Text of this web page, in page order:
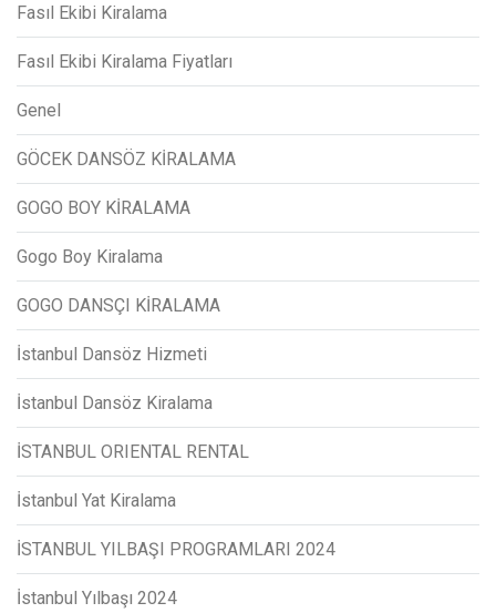
Fasıl Ekibi Kiralama
Fasıl Ekibi Kiralama Fiyatları
Genel
GÖCEK DANSÖZ KİRALAMA
GOGO BOY KİRALAMA
Gogo Boy Kiralama
GOGO DANSÇI KİRALAMA
İstanbul Dansöz Hizmeti
İstanbul Dansöz Kiralama
İSTANBUL ORIENTAL RENTAL
İstanbul Yat Kiralama
İSTANBUL YILBAŞI PROGRAMLARI 2024
İstanbul Yılbaşı 2024